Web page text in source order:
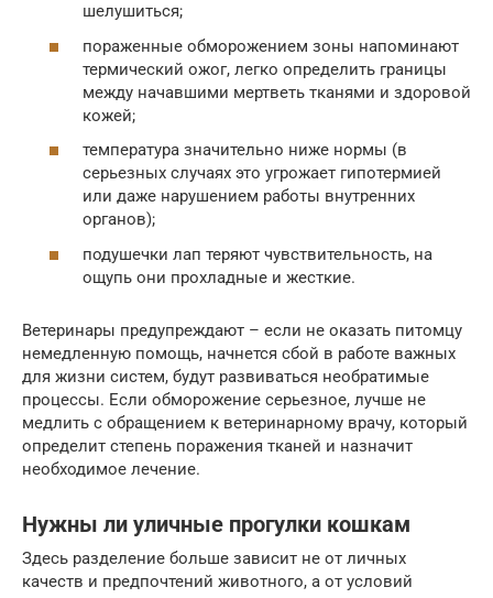
шелушиться;
пораженные обморожением зоны напоминают
термический ожог, легко определить границы
между начавшими мертветь тканями и здоровой
кожей;
температура значительно ниже нормы (в
серьезных случаях это угрожает гипотермией
или даже нарушением работы внутренних
органов);
подушечки лап теряют чувствительность, на
ощупь они прохладные и жесткие.
Ветеринары предупреждают – если не оказать питомцу
немедленную помощь, начнется сбой в работе важных
для жизни систем, будут развиваться необратимые
процессы. Если обморожение серьезное, лучше не
медлить с обращением к ветеринарному врачу, который
определит степень поражения тканей и назначит
необходимое лечение.
Нужны ли уличные прогулки кошкам
Здесь разделение больше зависит не от личных
качеств и предпочтений животного, а от условий